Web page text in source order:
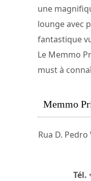
une
lounge avec
fantastique
Le Memmo
must à
Memmo
Rua D. Pedro
Tél.